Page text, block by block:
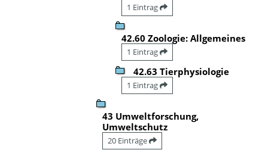
1 Eintrag
42.60 Zoologie: Allgemeines
1 Eintrag
42.63 Tierphysiologie
1 Eintrag
43 Umweltforschung,
Umweltschutz
20 Einträge